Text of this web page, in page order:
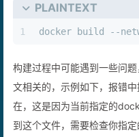
PLAINTEXT
1 docker build --
构建过程中可能遇到一些问
文相关的，示例如下，报错中
在，这是因为当前指定的
到这个文件，需要检查你指